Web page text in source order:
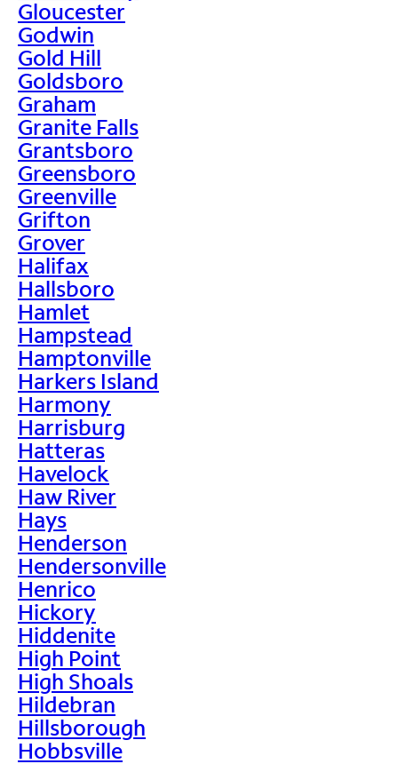
Gloucester
Godwin
Gold Hill
Goldsboro
Graham
Granite Falls
Grantsboro
Greensboro
Greenville
Grifton
Grover
Halifax
Hallsboro
Hamlet
Hampstead
Hamptonville
Harkers Island
Harmony
Harrisburg
Hatteras
Havelock
Haw River
Hays
Henderson
Hendersonville
Henrico
Hickory
Hiddenite
High Point
High Shoals
Hildebran
Hillsborough
Hobbsville